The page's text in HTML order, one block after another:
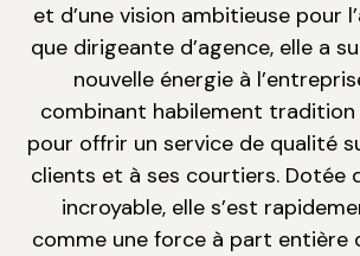
et d’une vision ambitieuse pour
que dirigeante d’agence, elle a
nouvelle énergie à
combinant habilement
pour offrir un service de qualité
clients et à ses courtiers. Dotée
incroyable, elle s’est
comme une force à part entière